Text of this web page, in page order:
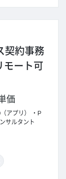
契約事務
モート可
価
アプリ）
P
サルタント